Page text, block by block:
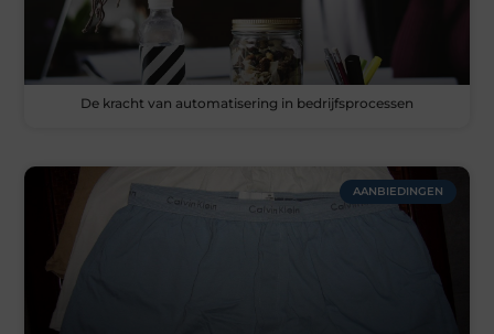
De kracht van automatisering in bedrijfsprocessen
AANBIEDINGEN